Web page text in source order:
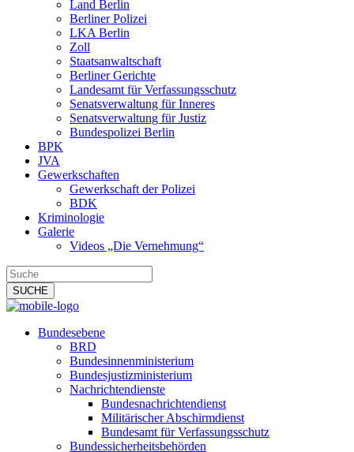
Land Berlin
Berliner Polizei
LKA Berlin
Zoll
Staatsanwaltschaft
Berliner Gerichte
Landesamt für Verfassungsschutz
Senatsverwaltung für Inneres
Senatsverwaltung für Justiz
Bundespolizei Berlin
BPK
JVA
Gewerkschaften
Gewerkschaft der Polizei
BDK
Kriminologie
Galerie
Videos „Die Vernehmung“
Bundesebene
BRD
Bundesinnenministerium
Bundesjustizministerium
Nachrichtendienste
Bundesnachrichtendienst
Militärischer Abschirmdienst
Bundesamt für Verfassungsschutz
Bundessicherheitsbehörden